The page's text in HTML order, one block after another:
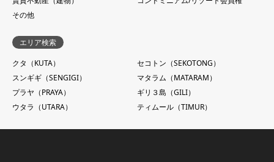
その他
エリア検索
クタ（KUTA）
セコトン（SEKOTONG）
スンギギ（SENGIGI）
マタラム（MATARAM）
プラヤ（PRAYA）
ギリ３島（GILI）
ウタラ（UTARA）
ティムール（TIMUR）